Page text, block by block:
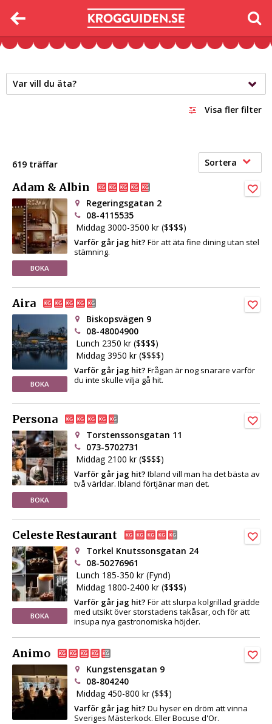
Var vill du äta?
Visa fler filter
619 träffar Sortera
Adam & Albin
BOKA
Regeringsgatan 2
08-4115535
Middag 3000-3500 kr ($$$$)
Varför går jag hit? För att äta fine dining utan stel
stämning.
Aira
BOKA
Biskopsvägen 9
08-48004900
Lunch 2350 kr ($$$$)
Middag 3950 kr ($$$$)
Varför går jag hit? Frågan är nog snarare varför
du inte skulle vilja gå hit.
Persona
BOKA
Torstenssonsgatan 11
073-5702731
Middag 2100 kr ($$$$)
Varför går jag hit? Ibland vill man ha det bästa av
två världar. Ibland förtjänar man det.
Celeste Restaurant
BOKA
Torkel Knutssonsgatan 24
08-50276961
Lunch 185-350 kr (Fynd)
Middag 1800-2400 kr ($$$$)
Varför går jag hit? För att slurpa kolgrillad grädde
med utsikt över storstadens takåsar, och för att
insupa nya gastronomiska höjder.
Animo
Kungstensgatan 9
08-804240
Middag 450-800 kr ($$$)
Varför går jag hit? Du hyser en dröm att vinna
Sveriges Mästerkock. Eller Bocuse d'Or.